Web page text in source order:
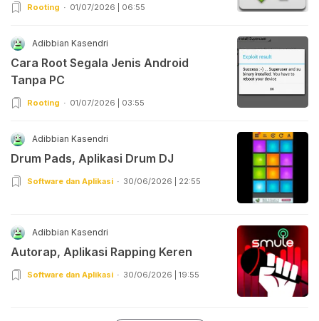
Rooting 01/07/2026 | 06:55
Adibbian Kasendri
Cara Root Segala Jenis Android
Tanpa PC
Rooting 01/07/2026 | 03:55
Adibbian Kasendri
Drum Pads, Aplikasi Drum DJ
Software dan Aplikasi 30/06/2026 | 22:55
Adibbian Kasendri
Autorap, Aplikasi Rapping Keren
Software dan Aplikasi 30/06/2026 | 19:55